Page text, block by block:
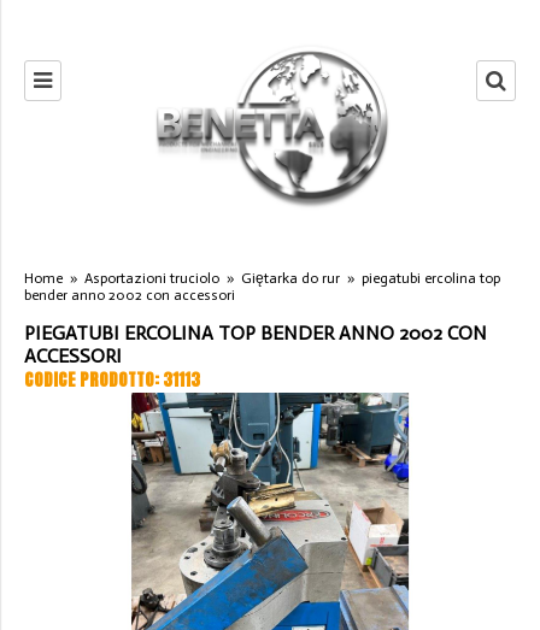
Home » Asportazioni truciolo » Giętarka do rur » piegatubi ercolina top
bender anno 2002 con accessori
PIEGATUBI ERCOLINA TOP BENDER ANNO 2002 CON
ACCESSORI
CODICE PRODOTTO: 31113